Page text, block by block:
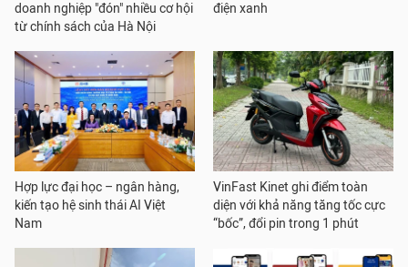
doanh nghiệp "đón" nhiều cơ hội
từ chính sách của Hà Nội
điện xanh
Hợp lực đại học – ngân hàng,
kiến tạo hệ sinh thái AI Việt
Nam
VinFast Kinet ghi điểm toàn
diện với khả năng tăng tốc cực
“bốc”, đổi pin trong 1 phút